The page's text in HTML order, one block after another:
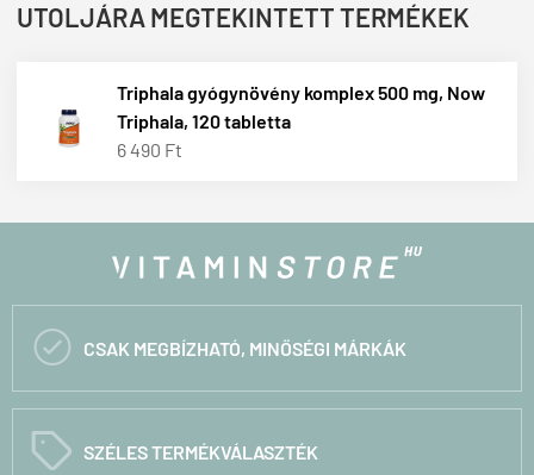
UTOLJÁRA MEGTEKINTETT TERMÉKEK
Triphala gyógynövény komplex 500 mg, Now
Triphala, 120 tabletta
6 490 Ft
 CSAK MEGBÍZHATÓ, MINŐSÉGI MÁRKÁK
C SZÉLES TERMÉKVÁLASZTÉK